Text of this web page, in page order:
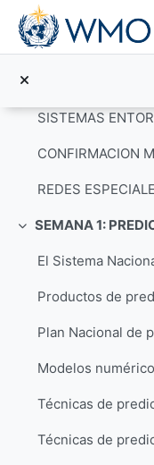
Salta al contenido
REDES
Colapsar